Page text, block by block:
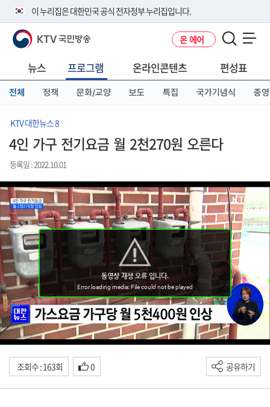
이 누리집은 대한민국 공식 전자정부 누리집입니다.
공식 누리집 주소 확인하기
니다.
이밖에 or.kr 또는 .kr등 다른 도메인 주소를 사용하고 있다면 아래 URL에
서 도메인 주소를 확인해 보세요
KTV 국민방송 온 에어
뉴스 프로그램 온라인콘텐츠 편성표
전체 정책 문화/교양 보도 특집 국가기념식 종영
KTV 대한뉴스 8
4인 가구 전기요금 월 2천270원 오른다
등록일 : 2022.10.01
조회수 : 163회 0 공유하기